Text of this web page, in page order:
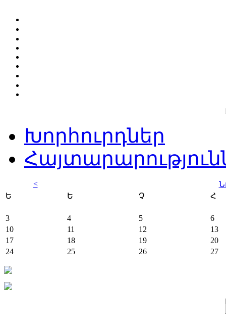
Խորհուրդներ
<
Ե
Ե Չ Հ
3 4 5
6
10
11 12
13
17
18 19
20
24
25 26 27